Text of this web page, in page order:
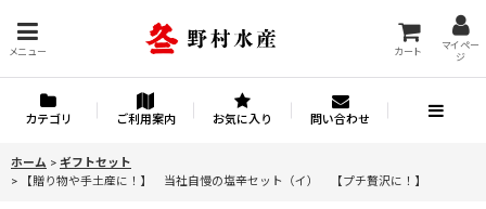
メニュー カート
マイペー
ジ
カテゴリ ご利用案内 お気に入り 問い合わせ
ホーム > ギフトセット
>
【贈り物や手土産に！】 当社自慢の塩辛セット（イ） 【プチ贅沢に！】